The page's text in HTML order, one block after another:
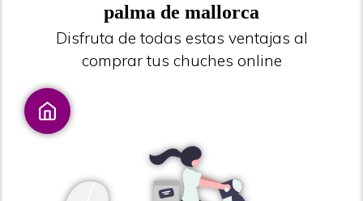
palma de mallorca
Disfruta de todas estas ventajas al
comprar tus chuches online